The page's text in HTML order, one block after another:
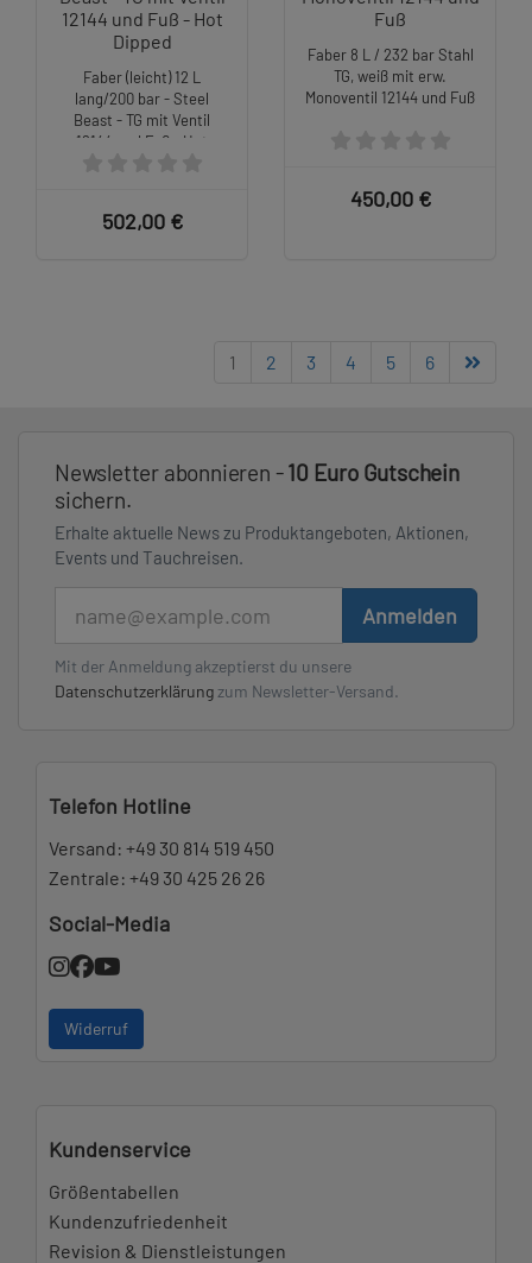
Faber (leicht) 12 L
lang/200 bar - Steel
Beast - TG mit Ventil
12144 und Fuß - Hot
502,00 €
Faber 8 L / 232 bar Stahl
TG, weiß mit erw.
Monoventil 12144 und Fuß
450,00 €
1 2 3 4 5 6
Newsletter abonnieren -10 Euro Gutschein
sichern.
Erhalte aktuelle News zu Produktangeboten, Aktionen,
Events und Tauchreisen.
Anmelden
Mit der Anmeldung akzeptierst du unsere
Datenschutzerklärung zum Newsletter-Versand.
Telefon Hotline
Versand: +49 30 814 519 450
Zentrale: +49 30 425 26 26
Social-Media
Widerruf
Kundenservice
Größentabellen
Kundenzufriedenheit
Revision & Dienstleistungen